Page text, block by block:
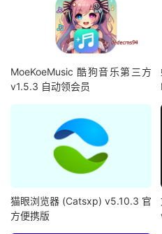
MoeKoeMusic 酷狗音乐第三方
v1.5.3 自动领会员
猫眼浏览器 (Catsxp) v5.10.3 官
方便携版